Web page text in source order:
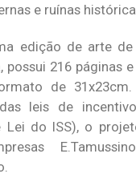
e ruínas
edição de arte
possui 216 páginas
de 31x23cm.
leis de
Lei do ISS), o